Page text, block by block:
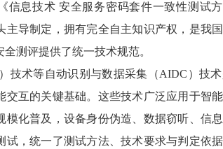
信息技术 安全服务密码套件一致性测试
主导制定，拥有完全自主知识产权，是我
测评提供了统一技术规范。
技术等自动识别与数据采集（AIDC）技
交互的关键基础。这些技术广泛应用于智
模化普及，设备身份伪造、数据窃听、信
试，统一了测试方法、技术要求与判定依